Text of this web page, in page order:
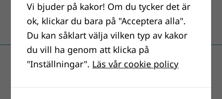
Vi bjuder på kakor! Om du tycker det är
ok, klickar du bara på "Acceptera alla".
Du kan såklart välja vilken typ av kakor
du vill ha genom att klicka på
"Inställningar". Läs vår cookie policy